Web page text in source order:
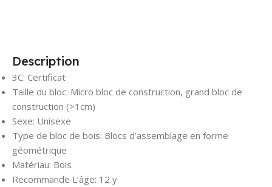
Description
3C: Certificat
Taille du bloc: Micro bloc de construction, grand bloc de
construction (>1cm)
Sexe: Unisexe
Type de bloc de bois: Blocs d’assemblage en forme
géométrique
Matériau: Bois
Recommande L’âge: 12 y